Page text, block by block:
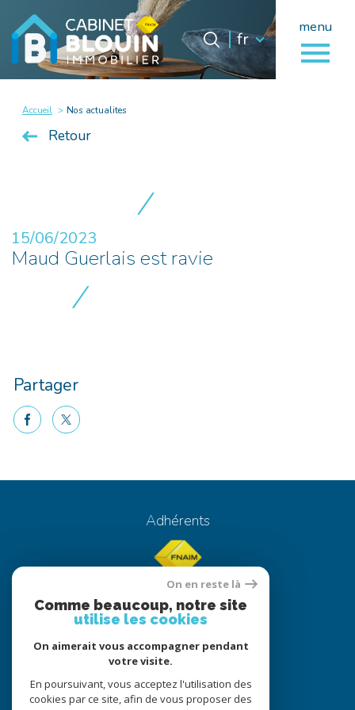
menu
Langue
fr
Accueil 0 Langue
fr
Accueil Nos actualites
Retour
15/06/2023
Maud Guerlais est ravie
Partager
facebooktwitter
Adhérents
© 2022
Tous droits réservés
Traduction powered by Google
Nos honoraires
Plan du site
On en reste là
Comme beaucoup, notre site
utilise les cookies
On aimerait vous accompagner pendant
votre visite.
En poursuivant, vous acceptez l'utilisation des
cookies par ce site, afin de vous proposer des